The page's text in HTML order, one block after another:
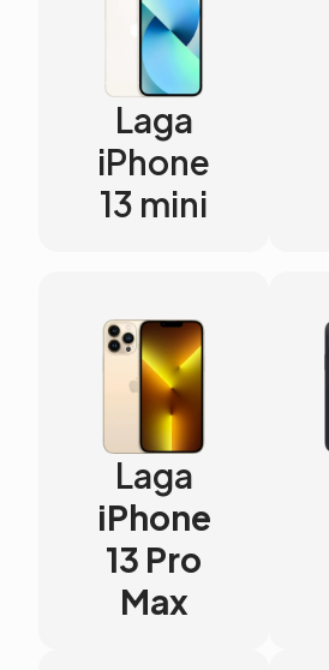
Laga
iPhone
13 mini
Laga
iPhone
13 Pro
Max